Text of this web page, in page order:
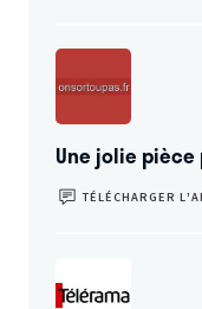
Une jolie
TÉLÉCHARGER